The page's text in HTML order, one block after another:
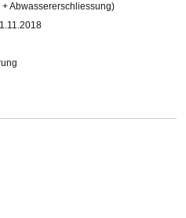
Abwassererschliessung)